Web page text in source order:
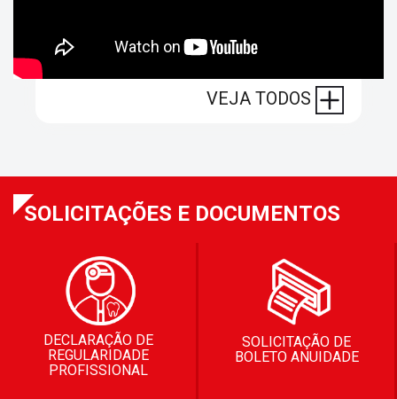
VEJA TODOS
SOLICITAÇÕES E DOCUMENTOS
DECLARAÇÃO DE
REGULARIDADE
PROFISSIONAL
SOLICITAÇÃO DE
BOLETO ANUIDADE